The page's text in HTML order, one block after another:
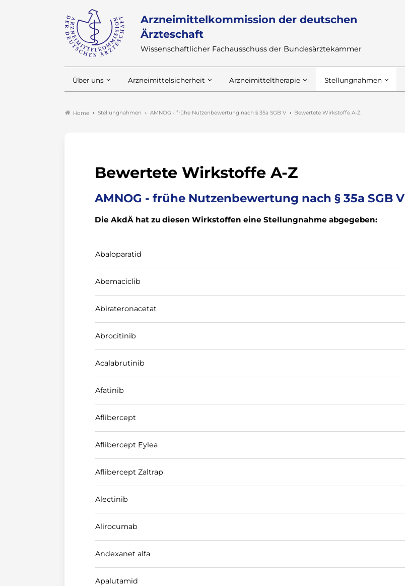
Arzneimittelkommission der deutschen
Ärzteschaft
Wissenschaftlicher Fachausschuss der Bundesärztekammer
Über uns Arzneimittelsicherheit Arzneimitteltherapie Stellungnahmen
Home Stellungnahmen AMNOG - frühe Nutzenbewertung nach § 35a SGB V Bewertete Wirkstoffe A-Z
Bewertete Wirkstoffe A-Z
AMNOG - frühe Nutzenbewertung nach § 35a SGB V
Die AkdÄ hat zu diesen Wirkstoffen eine Stellungnahme abgegeben:
Abaloparatid
Abemaciclib
Abirateronacetat
Abrocitinib
Acalabrutinib
Afatinib
Aflibercept
Aflibercept Eylea
Aflibercept Zaltrap
Alectinib
Alirocumab
Andexanet alfa
Apalutamid